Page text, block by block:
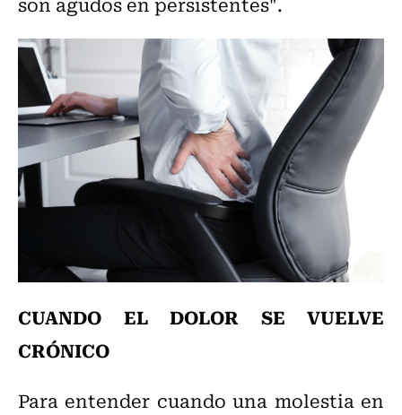
CUANDO EL DOLOR SE VUELVE
CRÓNICO
Para entender cuando una molestia en